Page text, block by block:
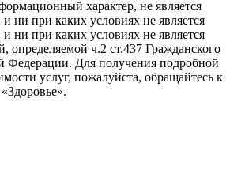
характер, не является
ни при каких условиях не является
ни при каких условиях не является
определяемой ч.2 ст.437 Гражданского
Федерации. Для получения подробной
услуг, пожалуйста, обращайтесь к